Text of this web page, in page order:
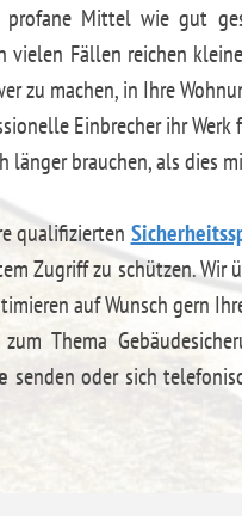
profane Mittel wie gut
Fällen reichen
zu machen, in Ihre
Einbrecher ihr
länger brauchen, als dies
qualifizierten
Zugriff zu schützen. Wir
auf Wunsch gern
Thema
senden oder sich